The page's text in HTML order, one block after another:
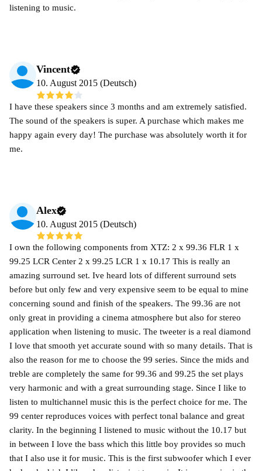
listening to music.
Vincent
10. August 2015 (Deutsch)
I have these speakers since 3 months and am extremely satisfied.
The sound of the speakers is super. A purchase which makes me
happy again every day! The purchase was absolutely worth it for
me.
Alex
10. August 2015 (Deutsch)
I own the following components from XTZ: 2 x 99.36 FLR 1 x
99.25 LCR Center 2 x 99.25 LCR 1 x 10.17 This is really an
amazing surround set. Ive heard lots of different surround sets
before but only few and very expensive seem to be equal to mine
concerning sound and finish of the speakers. The 99.36 are not
only great in providing a cinema atmosphere but also for stereo
application when listening to music. The tweeter is a real diamond
I love that smooth yet accurate sound with so many details. That is
also the reason for me to choose the 99 series. Since the mids and
treble are completely the same for 99.36 and 99.25 the set plays
very harmonic and with a great surrounding stage. Since I like to
listen to multichannel music this is the perfect choice for me. The
99 center reproduces voices with perfect tonal balance and great
clarity. In the beginning I listened to music without the 10.17 but
in between I love the bass which this little boy provides so much
that I also use it for music. This is the first subwoofer which I ever